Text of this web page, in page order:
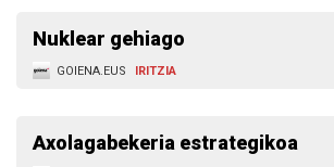
Nuklear gehiago
GOIENA.EUS IRITZIA
Axolagabekeria estrategikoa